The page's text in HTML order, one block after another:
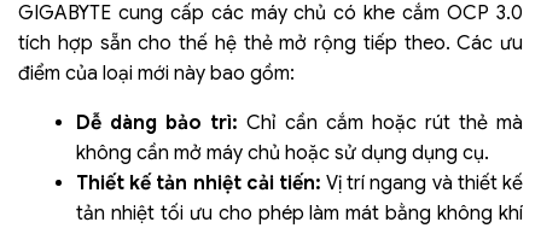
GIGABYTE cung cấp các máy chủ có khe cắm OCP 3.0
tích hợp sẵn cho thế hệ thẻ mở rộng tiếp theo. Các ưu
điểm của loại mới này bao gồm:
Dễ dàng bảo trì: Chỉ cần cắm hoặc rút thẻ mà
không cần mở máy chủ hoặc sử dụng dụng cụ.
Thiết kế tản nhiệt cải tiến: Vị trí ngang và thiết kế
tản nhiệt tối ưu cho phép làm mát bằng không khí